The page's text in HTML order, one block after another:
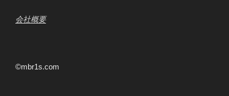
会社概要
©mbr1s.com